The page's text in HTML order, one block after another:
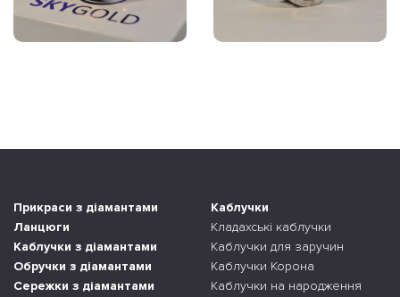
Прикраси з діамантами
Ланцюги
Каблучки з діамантами
Обручки з діамантами
Сережки з діамантами
Каблучки
Кладахські каблучки
Каблучки для заручин
Каблучки Корона
Каблучки на народження